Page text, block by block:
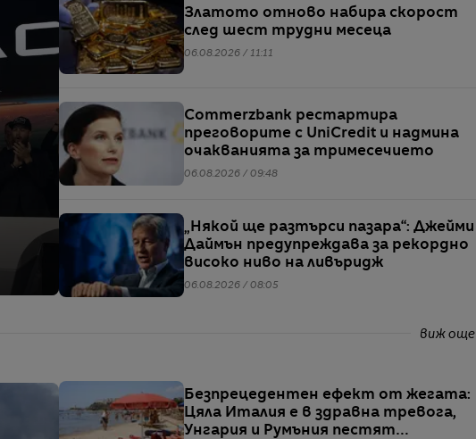
Златото отново набира скорост
след шест трудни месеца
06.08.2026 / 11:11
Commerzbank рестартира
преговорите с UniCredit и надмина
очакванията за тримесечието
06.08.2026 / 09:48
„Някой ще разтърси пазара“: Джейми
Даймън предупреждава за рекордно
високо ниво на ливъридж
06.08.2026 / 08:05
виж още
Безпрецедентен ефект от жегата:
Цяла Италия е в здравна тревога,
Унгария и Румъния пестят